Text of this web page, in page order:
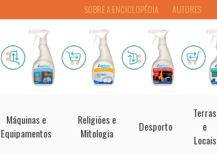
SOBRE A ENCICLOPÉDIA AUTORES
Máquinas e
Equipamentos
Religiões e
Mitologia
Desporto
Terras
e
Locais